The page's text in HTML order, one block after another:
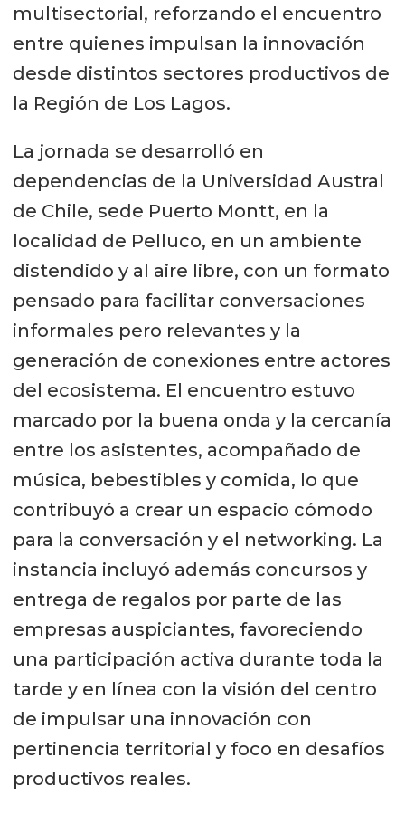
multisectorial, reforzando el encuentro
entre quienes impulsan la innovación
desde distintos sectores productivos de
la Región de Los Lagos.
La jornada se desarrolló en
dependencias de la Universidad Austral
de Chile, sede Puerto Montt, en la
localidad de Pelluco, en un ambiente
distendido y al aire libre, con un formato
pensado para facilitar conversaciones
informales pero relevantes y la
generación de conexiones entre actores
del ecosistema. El encuentro estuvo
marcado por la buena onda y la cercanía
entre los asistentes, acompañado de
música, bebestibles y comida, lo que
contribuyó a crear un espacio cómodo
para la conversación y el networking. La
instancia incluyó además concursos y
entrega de regalos por parte de las
empresas auspiciantes, favoreciendo
una participación activa durante toda la
tarde y en línea con la visión del centro
de impulsar una innovación con
pertinencia territorial y foco en desafíos
productivos reales.